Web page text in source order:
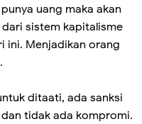
uang maka akan
sistem kapitalisme
ini. Menjadikan orang
ditaati, ada sanksi
tidak ada kompromi.